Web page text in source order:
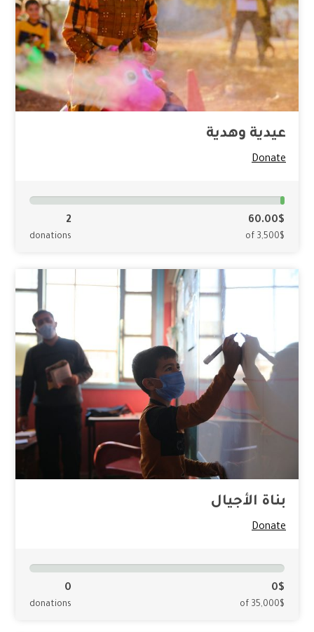
عيدية وهدية
Donate
60.00$
of 3,500$
2
donations
بناة الأجيال
Donate
0$
of 35,000$
0
donations